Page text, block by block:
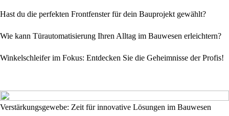
Hast du die perfekten Frontfenster für dein Bauprojekt gewählt?
Wie kann Türautomatisierung Ihren Alltag im Bauwesen erleichtern?
Winkelschleifer im Fokus: Entdecken Sie die Geheimnisse der Profis!
Verstärkungsgewebe: Zeit für innovative Lösungen im Bauwesen